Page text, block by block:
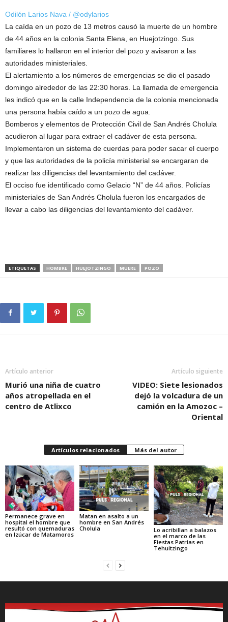
Odilón Larios Nava / @odylarios
La caída en un pozo de 13 metros causó la muerte de un hombre
de 44 años en la colonia Santa Elena, en Huejotzingo. Sus
familiares lo hallaron en el interior del pozo y avisaron a las
autoridades ministeriales.
El alertamiento a los números de emergencias se dio el pasado
domingo alrededor de las 22:30 horas. La llamada de emergencia
les indicó que en la calle Independencia de la colonia mencionada
una persona había caído a un pozo de agua.
Bomberos y elementos de Protección Civil de San Andrés Cholula
acudieron al lugar para extraer el cadáver de esta persona.
Implementaron un sistema de cuerdas para poder sacar el cuerpo
y que las autoridades de la policía ministerial se encargaran de
realizar las diligencias del levantamiento del cadáver.
El occiso fue identificado como Gelacio “N” de 44 años. Policías
ministeriales de San Andrés Cholula fueron los encargados de
llevar a cabo las diligencias del levantamiento del cadáver.
ETIQUETAS HOMBRE HUEJOTZINGO MUERE POZO
Artículo anterior
Murió una niña de cuatro
años atropellada en el
centro de Atlixco
Artículo siguiente
VIDEO: Siete lesionados
dejó la volcadura de un
camión en la Amozoc –
Oriental
Artículos relacionados Más del autor
Permanece grave en
hospital el hombre que
resultó con quemaduras
en Izúcar de Matamoros
Matan en asalto a un
hombre en San Andrés
Cholula
Lo acribillan a balazos
en el marco de las
Fiestas Patrias en
Tehuitzingo